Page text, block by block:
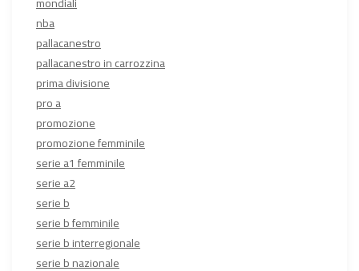
nba
pallacanestro
pallacanestro in carrozzina
prima divisione
pro a
promozione
promozione femminile
serie a1 femminile
serie a2
serie b
serie b femminile
serie b interregionale
serie b nazionale